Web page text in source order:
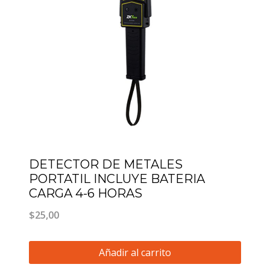
DETECTOR DE METALES
PORTATIL INCLUYE BATERIA
CARGA 4-6 HORAS
$25,00
Añadir al carrito